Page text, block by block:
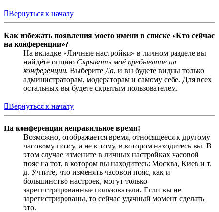
Вернуться к началу
Как избежать появления моего имени в списке «Кто сейчас
на конференции»?
На вкладке «Личные настройки» в личном разделе вы
найдёте опцию Скрывать моё пребывание на
конференции. Выберите Да, и вы будете видны только
администраторам, модераторам и самому себе. Для всех
остальных вы будете скрытым пользователем.
Вернуться к началу
На конференции неправильное время!
Возможно, отображается время, относящееся к другому
часовому поясу, а не к тому, в котором находитесь вы. В
этом случае измените в личных настройках часовой
пояс на тот, в котором вы находитесь: Москва, Киев и т.
д. Учтите, что изменять часовой пояс, как и
большинство настроек, могут только
зарегистрированные пользователи. Если вы не
зарегистрированы, то сейчас удачный момент сделать
это.